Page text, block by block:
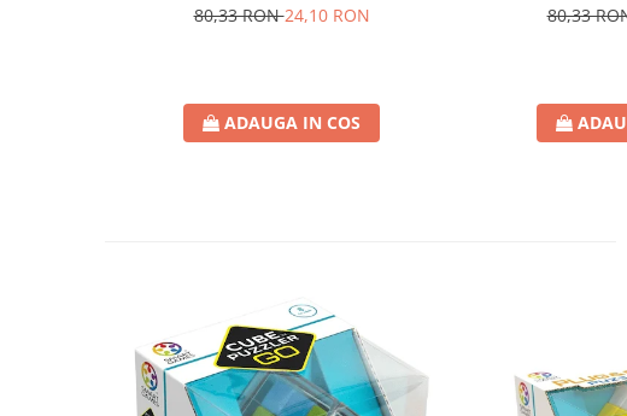
80,33 RON24,10 RON
ADAUGA IN COS
80,33